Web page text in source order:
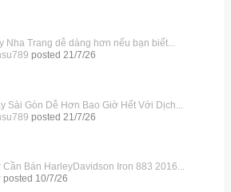
Nha Trang dễ dàng hơn nếu bạn biết...
posted 21/7/26
Sài Gòn Dễ Hơn Bao Giờ Hết Với Dịch...
posted 21/7/26
Cần Bán HarleyDavidson Iron 883 2016...
posted 10/7/26